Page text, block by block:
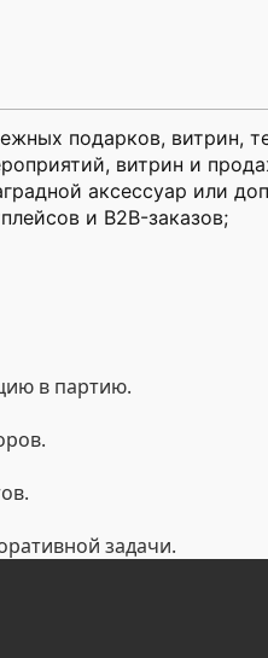
подарков, витрин,
витрин и
аксессуар или
и B2B-заказов;
в партию.
задачи.